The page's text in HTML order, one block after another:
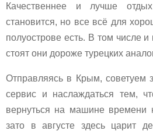
Качественнее и лучше
становится, но все всё для
полуострове есть. В том числе и
стоят они дороже турецких
Отправляясь в Крым, советуем
сервис и наслаждаться тем,
вернуться на машине
зато в августе здесь царит